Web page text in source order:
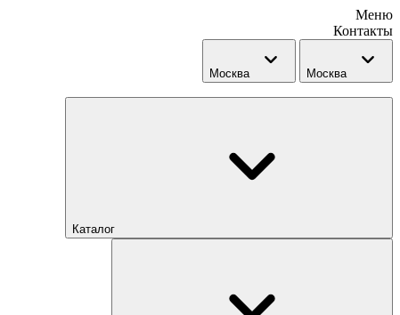
Меню
Контакты
Москва Москва
Каталог